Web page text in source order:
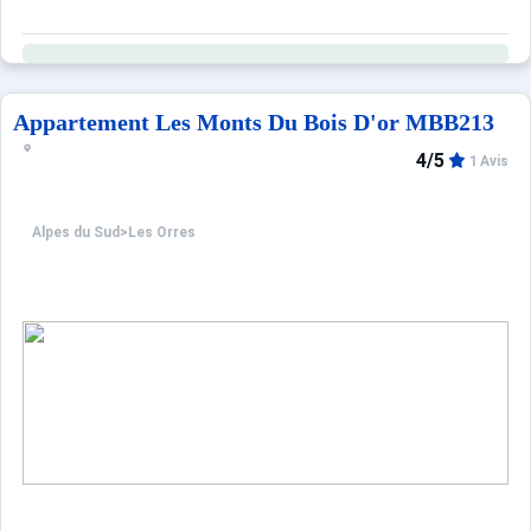
Appartement Les Monts Du Bois D'or MBB213
Alpes du Sud > Les Orres
4/5 1 Avis